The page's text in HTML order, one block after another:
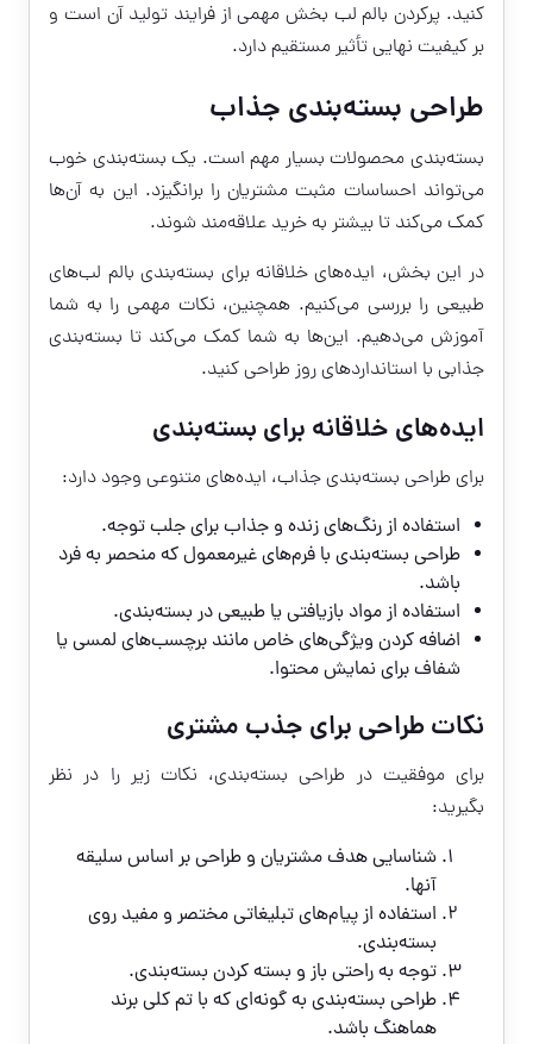
کنید. پرکردن بالم لب بخش مهمی از فرایند تولید آن است و
بر کیفیت نهایی تأثیر مستقیم دارد.
طراحی بسته‌بندی جذاب
بسته‌بندی محصولات بسیار مهم است. یک بسته‌بندی خوب
می‌تواند احساسات مثبت مشتریان را برانگیزد. این به آن‌ها
کمک می‌کند تا بیشتر به خرید علاقه‌مند شوند.
در این بخش، ایده‌های خلاقانه برای بسته‌بندی بالم لب‌های
طبیعی را بررسی می‌کنیم. همچنین، نکات مهمی را به شما
آموزش می‌دهیم. این‌ها به شما کمک می‌کند تا بسته‌بندی
جذابی با استانداردهای روز طراحی کنید.
ایده‌های خلاقانه برای بسته‌بندی
برای طراحی بسته‌بندی جذاب، ایده‌های متنوعی وجود دارد:
استفاده از رنگ‌های زنده و جذاب برای جلب توجه.
طراحی بسته‌بندی با فرم‌های غیرمعمول که منحصر به فرد
باشد.
استفاده از مواد بازیافتی یا طبیعی در بسته‌بندی.
اضافه کردن ویژگی‌های خاص مانند برچسب‌های لمسی یا
شفاف برای نمایش محتوا.
نکات طراحی برای جذب مشتری
برای موفقیت در طراحی بسته‌بندی، نکات زیر را در نظر
بگیرید:
شناسایی هدف مشتریان و طراحی بر اساس سلیقه
آنها.
استفاده از پیام‌های تبلیغاتی مختصر و مفید روی
بسته‌بندی.
توجه به راحتی باز و بسته کردن بسته‌بندی.
طراحی بسته‌بندی به گونه‌ای که با تم کلی برند
هماهنگ باشد.